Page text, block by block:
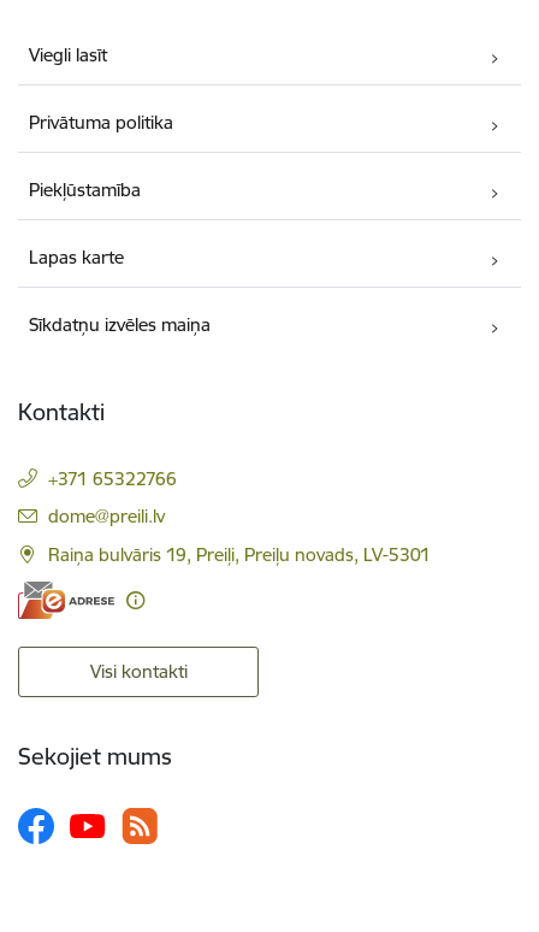
Viegli lasīt
Privātuma politika
Piekļūstamība
Lapas karte
Sīkdatņu izvēles maiņa
Kontakti
+371 65322766
E-pasts:
dome@preili.lv
Raiņa bulvāris 19, Preiļi, Preiļu novads, LV-5301
Visi kontakti
Sekojiet mums